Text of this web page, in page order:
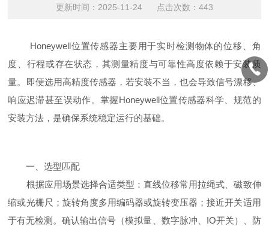
更新时间：2025-11-24 点击次数：443
Honeywell位置传感器主要用于实时检测物体的位移、角
度、行程或存在状态，其测量精度与可靠性高度依赖于安装质
量。即便选用高精度传感器，若安装不当，也会导致信号漂移、
响应迟滞甚至误动作。掌握Honeywell位置传感器科学、规范的
安装方法，是确保系统稳定运行的基础。
一、选型匹配
根据应用场景选择合适类型：直线位移常用拉绳式、磁致伸
缩或光栅尺；旋转角度多用编码器或旋转变压器；接近开关适用
于有无检测。确认输出信号（模拟量、数字脉冲、IO开关）、防